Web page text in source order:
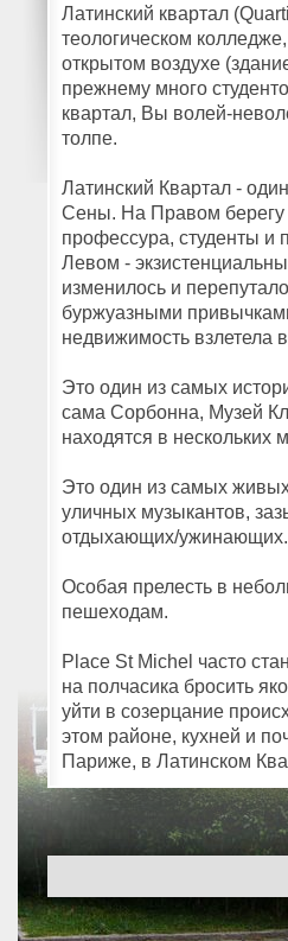
Латинский квартал
теологическом
открытом воздухе
прежнему много
квартал, Вы волей-
толпе.
Латинский Квартал -
Сены. На Правом берегу
профессура, студенты и
Левом -
изменилось и
буржуазными
недвижимость взлетела
Это один из самых
сама Сорбонна, Музей
находятся в нескольких
Это один из самых
уличных музыкантов,
отдыхающих/ужинающих.
Особая прелесть в
пешеходам.
Place St Michel часто
на полчасика бросить
уйти в созерцание
этом районе, кухней и
Париже, в Латинском